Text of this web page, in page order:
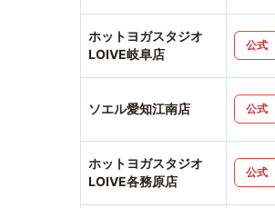
ホットヨガスタジオ
LOIVE岐阜店
公式
ソエル愛知江南店 公式
ホットヨガスタジオ
LOIVE各務原店
公式